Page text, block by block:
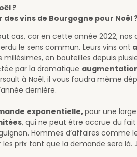
?
vins de Bourgogne pour Noël
cas, car en cette année 2022, nos
le sens commun. Leurs vins ont
en bouteilles depuis
par la dramatique
à Noël, il vous faudra même
dernière.
exponentielle,pour une
, qui ne peut être accrue du
Hommes d’affaires comme
prix tant que la demande sera là.